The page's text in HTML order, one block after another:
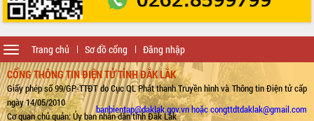
Trang chủ Sơ đồ cổng Đăng nhập
Toggle
navigation
CỔNG THÔNG TIN ĐIỆN TỬ TỈNH ĐẮK LẮK
Giấy phép số 99/GP-TTĐT do Cục QL Phát thanh Truyền hình và Thông tin Điện tử cấp
ngày 14/05/2010
Cơ quan chủ quản: Ủy ban nhân dân tỉnh Đắk Lắk
banbientap@daklak.gov.vn hoặc congttdtdaklak@gmail.com